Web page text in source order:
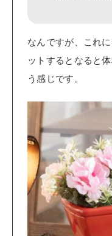
なんですが、これ
ットするとなると
う感じです。